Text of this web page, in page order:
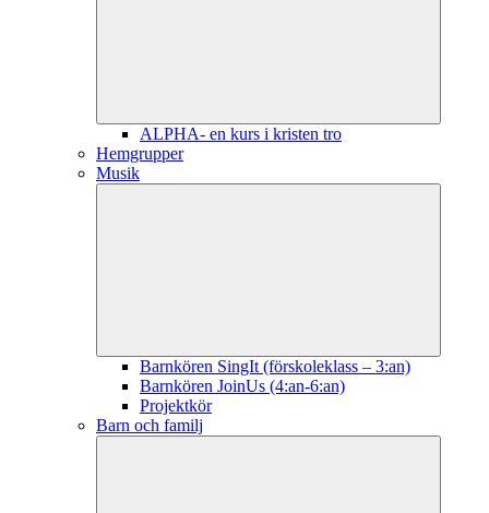
ALPHA- en kurs i kristen tro
Hemgrupper
Musik
Barnkören SingIt (förskoleklass – 3:an)
Barnkören JoinUs (4:an-6:an)
Projektkör
Barn och familj